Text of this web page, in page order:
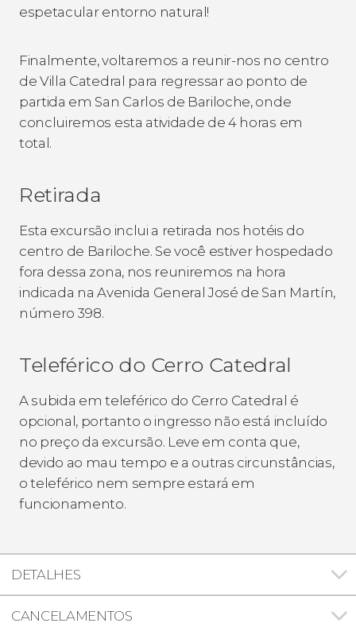
espetacular entorno natural!
Finalmente, voltaremos a reunir-nos no centro
de Villa Catedral para regressar ao ponto de
partida em San Carlos de Bariloche, onde
concluiremos esta atividade de 4 horas em
total.
Retirada
Esta excursão inclui a retirada nos hotéis do
centro de Bariloche. Se você estiver hospedado
fora dessa zona, nos reuniremos na hora
indicada na Avenida General José de San Martín,
número 398.
Teleférico do Cerro Catedral
A subida em teleférico do Cerro Catedral é
opcional, portanto o ingresso não está incluído
no preço da excursão. Leve em conta que,
devido ao mau tempo e a outras circunstâncias,
o teleférico nem sempre estará em
funcionamento.
DETALHES
CANCELAMENTOS